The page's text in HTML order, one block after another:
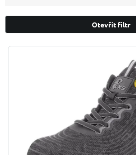
n
í
r
Otevřít filtr
V